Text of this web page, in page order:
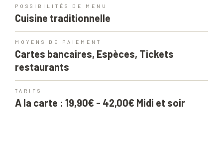
POSSIBILITÉS DE MENU
Cuisine traditionnelle
MOYENS DE PAIEMENT
Cartes bancaires, Espèces, Tickets
restaurants
TARIFS
A la carte : 19,90€ - 42,00€ Midi et soir